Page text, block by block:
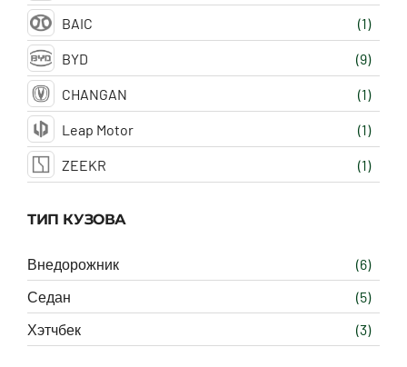
BAIC (1)
BYD (9)
CHANGAN (1)
Leap Motor (1)
ZEEKR (1)
ТИП КУЗОВА
Внедорожник
(6)
Седан
(5)
Хэтчбек
(3)